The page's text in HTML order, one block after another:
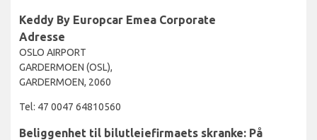
Keddy By Europcar Emea Corporate
Adresse
OSLO AIRPORT
GARDERMOEN (OSL),
GARDERMOEN, 2060
Tel: 47 0047 64810560
Beliggenhet til bilutleiefirmaets skranke: På